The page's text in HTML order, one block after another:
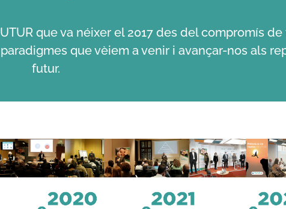
que va néixer el 2017 des del compromís
que vèiem a venir i avançar-nos als
futur.